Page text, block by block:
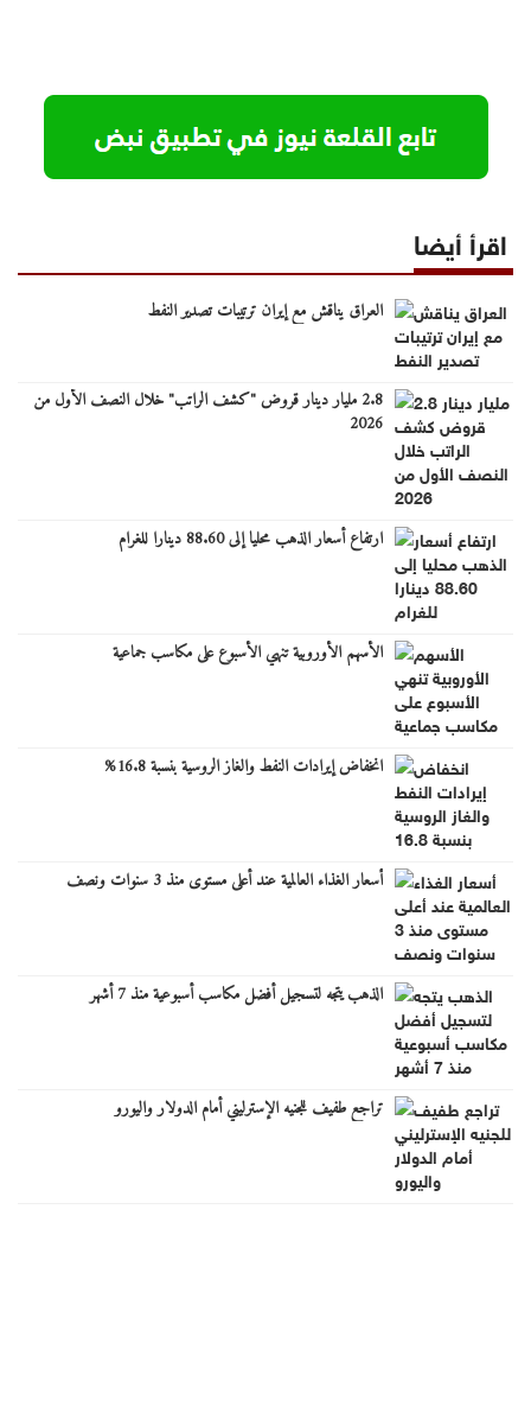
اقرأ أيضا
العراق يناقش مع إيران ترتيبات تصدير النفط
2.8 مليار دينار قروض "كشف الراتب" خلال النصف الأول من
2026
ارتفاع أسعار الذهب محليا إلى 88.60 دينارا للغرام
الأسهم الأوروبية تنهي الأسبوع على مكاسب جماعية
انخفاض إيرادات النفط والغاز الروسية بنسبة 16.8%
أسعار الغذاء العالمية عند أعلى مستوى منذ 3 سنوات ونصف
الذهب يتجه لتسجيل أفضل مكاسب أسبوعية منذ 7 أشهر
تراجع طفيف للجنيه الإسترليني أمام الدولار واليورو